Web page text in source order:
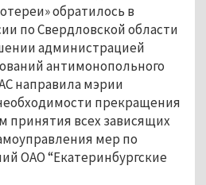
обратилось в
по Свердловской области
администрацией
антимонопольного
направила мэрии
прекращения
принятия всех зависящих
мер по
ОАО “Екатеринбургские